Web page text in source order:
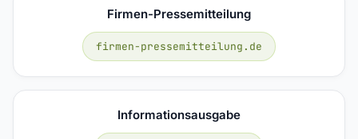
Firmen-Pressemitteilung
firmen-pressemitteilung.de
Informationsausgabe